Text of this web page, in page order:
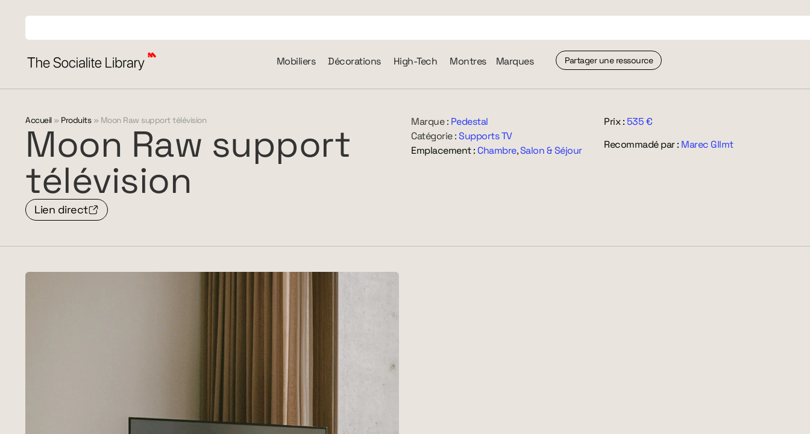
Mobiliers Décorations High-Tech Montres Marques Partager une ressource
Accueil» Produits» Moon Raw support télévision
Moon Raw support
télévision
Lien direct
Marque : Pedestal
Catégorie :Supports TV
Emplacement : Chambre,Salon & Séjour
Prix : 535 €
Recommadé par : Marec Gllmt